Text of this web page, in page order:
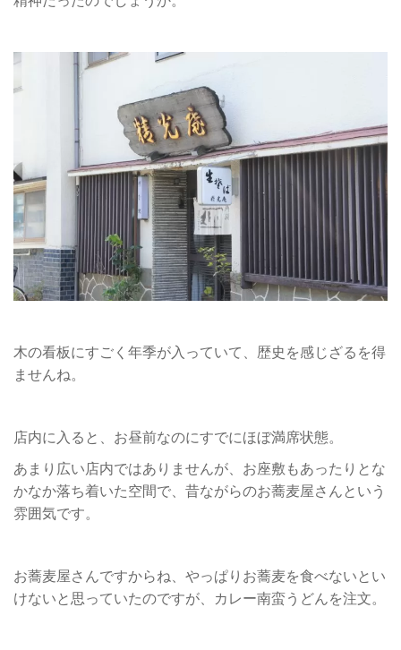
木の看板にすごく年季が入っていて、歴史を感じざるを得
ませんね。
店内に入ると、お昼前なのにすでにほぼ満席状態。
あまり広い店内ではありませんが、お座敷もあったりとな
かなか落ち着いた空間で、昔ながらのお蕎麦屋さんという
雰囲気です。
お蕎麦屋さんですからね、やっぱりお蕎麦を食べないとい
けないと思っていたのですが、カレー南蛮うどんを注文。